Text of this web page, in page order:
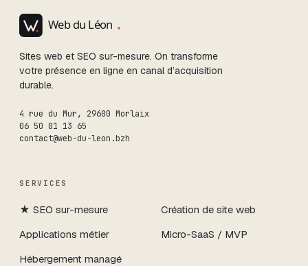
Sites web et SEO sur-mesure. On transforme
votre présence en ligne en canal d’acquisition
durable.
4 rue du Mur, 29600 Morlaix
06 50 01 13 65
contact@web-du-leon.bzh
SERVICES
★ SEO sur-mesure
Création de site web
Applications métier
Micro-SaaS / MVP
Hébergement managé